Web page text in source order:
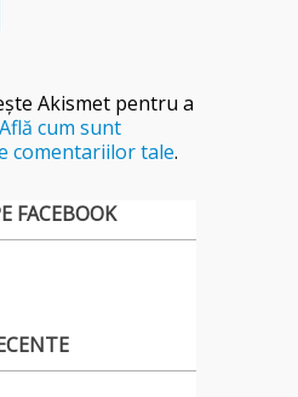
Akismet pentru a
Află cum sunt
comentariilor tale.
FACEBOOK